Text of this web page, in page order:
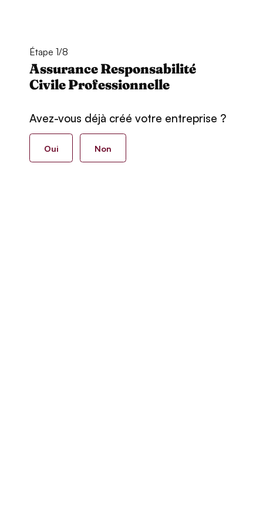
Étape 1/8
Assurance Responsabilité
Civile Professionnelle
Avez-vous déjà créé votre entreprise ?
Oui Non